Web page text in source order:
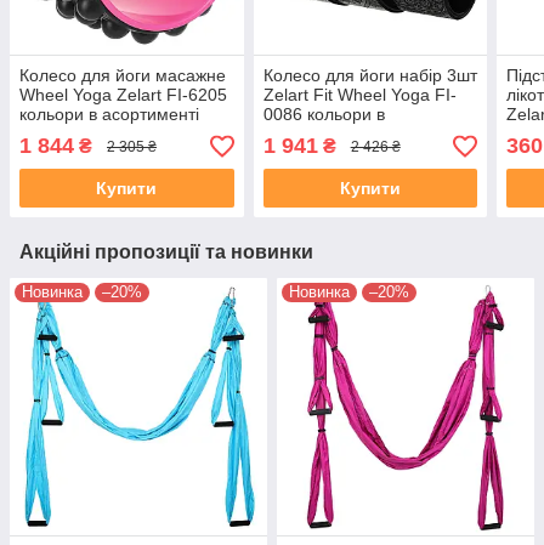
Колесо для йоги масажне
Wheel Yoga Zelart FI-6205
кольори в асортименті
1 844 ₴ 2 305 ₴
Купити
Колесо для йоги набір 3шт
Zelart Fit Wheel Yoga FI-
0086 кольори в
асортименті
1 941₴ 2 426 ₴
Купити
360
Акційні пропозиції та новинки
Новинка –20% Новинка –20%